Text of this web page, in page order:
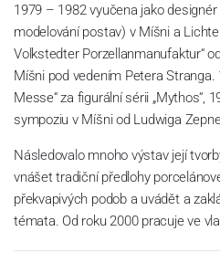
1979 – 1982 vyučena jako
modelování postav) v Míšni a
Volkstedter Porzellanmanufaktur“
Míšni pod vedením Petera Stranga.
Messe“ za figurální sérii „Mythos“,
sympoziu v Míšni od Ludwiga
Následovalo mnoho výstav její
vnášet tradiční předlohy
překvapivých podob a uvádět a
témata. Od roku 2000 pracuje ve